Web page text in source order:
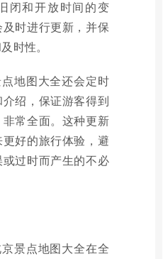
闭和开放时间的变
时进行更新，并保
时性。
地图大全还会定时
绍，保证游客得到
常全面。这种更新
好的旅行体验，避
过时而产生的不必
景点地图大全在全